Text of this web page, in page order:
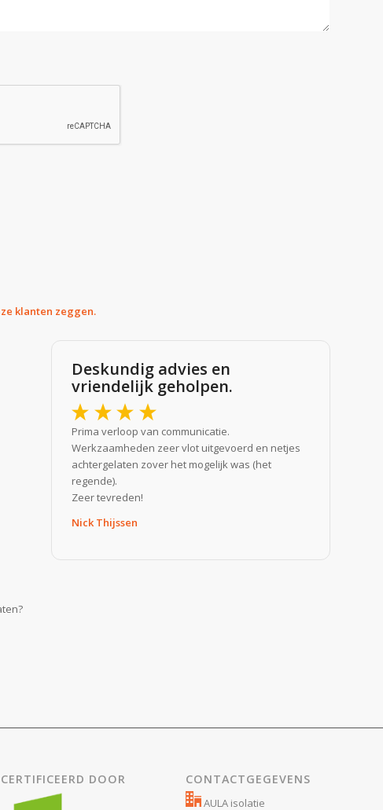
klanten zeggen.
Deskundig advies en
vriendelijk geholpen.
Prima verloop van communicatie.
Werkzaamheden zeer vlot uitgevoerd en netjes
achtergelaten zover het mogelijk was (het
regende).
Zeer tevreden!
Nick Thijssen
DOOR CONTACTGEGEVENS
AULA isolatie